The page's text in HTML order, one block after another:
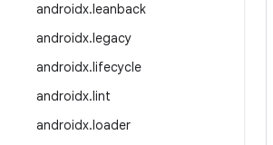
androidx.leanback
androidx.legacy
androidx.lifecycle
androidx.lint
androidx.loader